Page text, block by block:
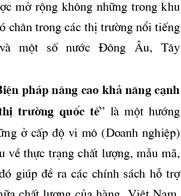
më réng kh«ng nh÷ng trong khu
ch©n trong c ̧c thÞ tr­êng næi tiÕng
mét   sè
n­íc
   §«ng   ¢u,   T©y
ph ̧p n©ng cao kh¶ n ̈ng c¹nh
tr­êng
  quèc  tÕ
”  lμ  mét h­íng
ë  cÊp  ®é  vi  m«  (Doanh  nghiÖp)
vÒ thùc tr¹ng chÊt l­îng, mÉu m·,
gióp  ®Ò  ra  c ̧c  chÝnh  s ̧ch  hç  trî